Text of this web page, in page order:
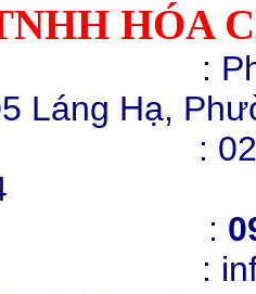
HÓA
503,
Láng Hạ,
: